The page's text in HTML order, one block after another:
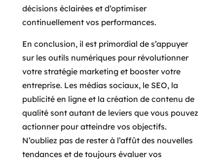
décisions éclairées et d’optimiser
continuellement vos performances.
En conclusion, il est primordial de s’appuyer
sur les outils numériques pour révolutionner
votre stratégie marketing et booster votre
entreprise. Les médias sociaux, le SEO, la
publicité en ligne et la création de contenu de
qualité sont autant de leviers que vous pouvez
actionner pour atteindre vos objectifs.
N’oubliez pas de rester à l’affût des nouvelles
tendances et de toujours évaluer vos